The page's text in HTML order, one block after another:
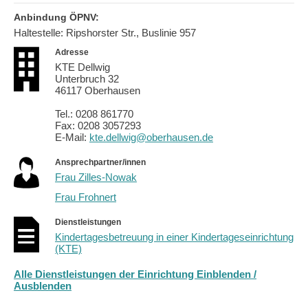
Anbindung ÖPNV:
Haltestelle: Ripshorster Str., Buslinie 957
Adresse
KTE Dellwig
Unterbruch 32
46117 Oberhausen
Tel.: 0208 861770
Fax: 0208 3057293
E-Mail: kte.dellwig@oberhausen.de
Ansprechpartner/innen
Frau Zilles-Nowak
Frau Frohnert
Dienstleistungen
Kindertagesbetreuung in einer Kindertageseinrichtung
(KTE)
Alle Dienstleistungen der Einrichtung Einblenden /
Ausblenden